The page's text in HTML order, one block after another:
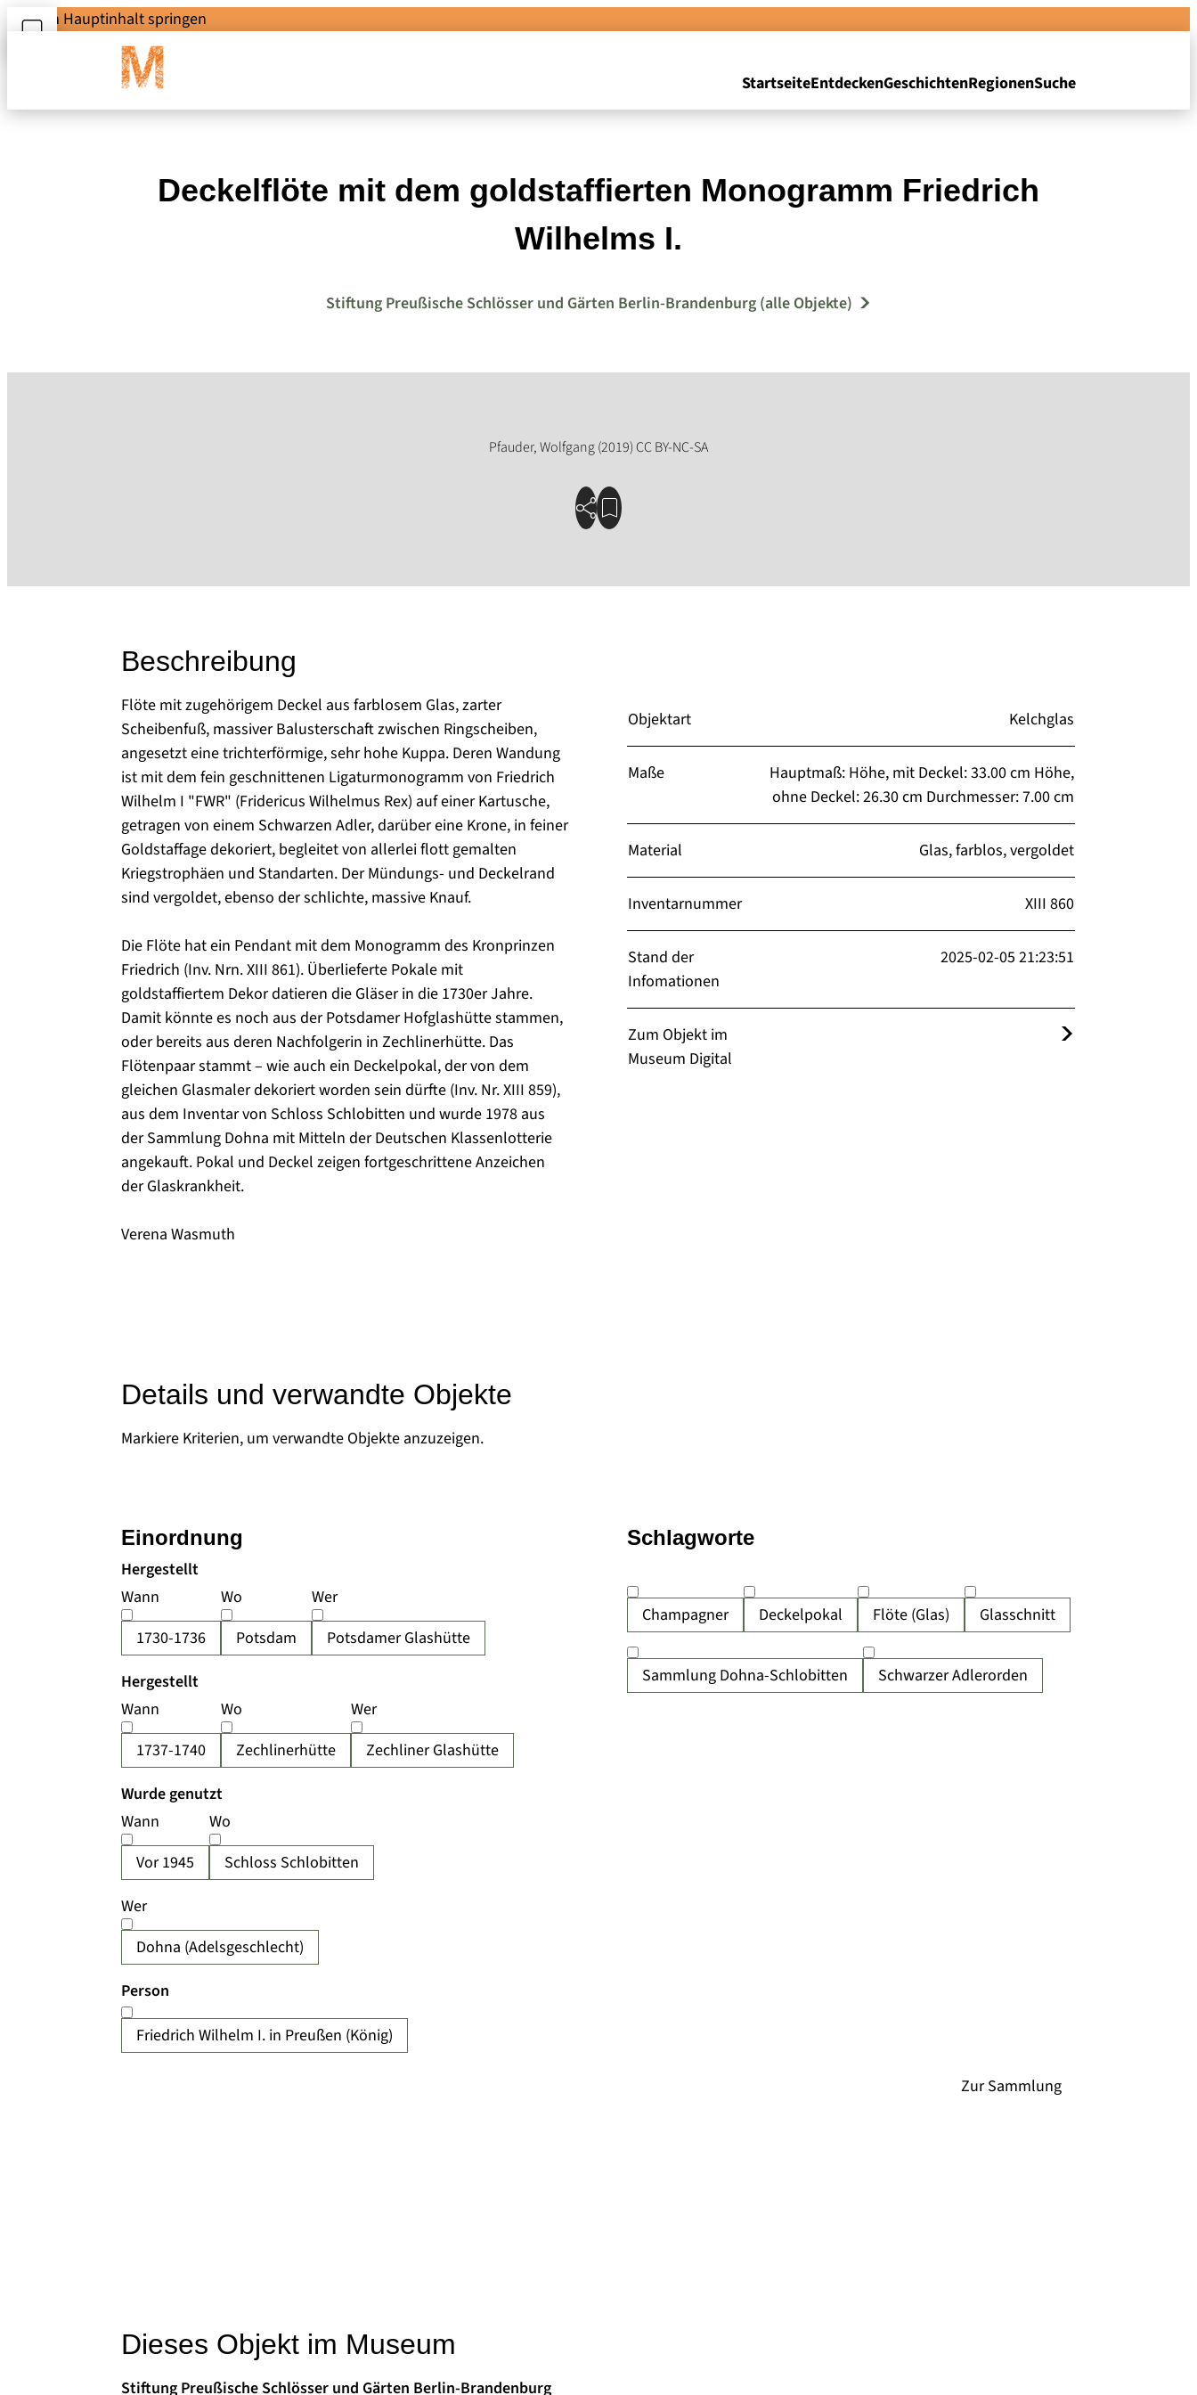
Zum Hauptinhalt springen
StartseiteEntdeckenGeschichtenRegionenSuche
Deckelflöte mit dem goldstaffierten Monogramm Friedrich
Wilhelms I.
Stiftung Preußische Schlösser und Gärten Berlin-Brandenburg (alle Objekte)
Beschreibung
Flöte mit zugehörigem Deckel aus farblosem Glas, zarter
Scheibenfuß, massiver Balusterschaft zwischen Ringscheiben,
angesetzt eine trichterförmige, sehr hohe Kuppa. Deren Wandung
ist mit dem fein geschnittenen Ligaturmonogramm von Friedrich
Wilhelm I "FWR" (Fridericus Wilhelmus Rex) auf einer Kartusche,
getragen von einem Schwarzen Adler, darüber eine Krone, in feiner
Goldstaffage dekoriert, begleitet von allerlei flott gemalten
Kriegstrophäen und Standarten. Der Mündungs- und Deckelrand
sind vergoldet, ebenso der schlichte, massive Knauf.
Die Flöte hat ein Pendant mit dem Monogramm des Kronprinzen
Friedrich (Inv. Nrn. XIII 861). Überlieferte Pokale mit
goldstaffiertem Dekor datieren die Gläser in die 1730er Jahre.
Damit könnte es noch aus der Potsdamer Hofglashütte stammen,
oder bereits aus deren Nachfolgerin in Zechlinerhütte. Das
Flötenpaar stammt – wie auch ein Deckelpokal, der von dem
gleichen Glasmaler dekoriert worden sein dürfte (Inv. Nr. XIII 859),
aus dem Inventar von Schloss Schlobitten und wurde 1978 aus
der Sammlung Dohna mit Mitteln der Deutschen Klassenlotterie
angekauft. Pokal und Deckel zeigen fortgeschrittene Anzeichen
der Glaskrankheit.
Verena Wasmuth
Objektart Kelchglas
Maße
Hauptmaß: Höhe, mit Deckel: 33.00 cm Höhe,
ohne Deckel: 26.30 cm Durchmesser: 7.00 cm
Material Glas, farblos, vergoldet
Inventarnummer XIII 860
Stand der
Infomationen
2025-02-05 21:23:51
Zum Objekt im
Museum Digital
Details und verwandte Objekte
Markiere Kriterien, um verwandte Objekte anzuzeigen.
Hergestellt
Wann
1730-1736
Wo
Potsdam
Wer
Potsdamer Glashütte
Hergestellt
Wann
1737-1740
Wo
Zechlinerhütte
Wer
Zechliner Glashütte
Wurde genutzt
Wann
Vor 1945
Wo
Schloss Schlobitten
Wer
Dohna (Adelsgeschlecht)
Person
Friedrich Wilhelm I. in Preußen (König)
Champagner Deckelpokal Flöte (Glas) Glasschnitt
Sammlung Dohna-Schlobitten Schwarzer Adlerorden
Einordnung Schlagworte
Dieses Objekt im Museum
Stiftung Preußische Schlösser und Gärten Berlin-Brandenburg